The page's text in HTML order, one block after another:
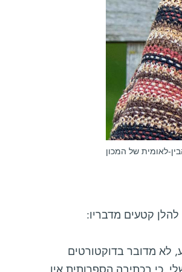
לאומית של המכון
קטעים מדבריו:
לא מדובר בדוקטורטים